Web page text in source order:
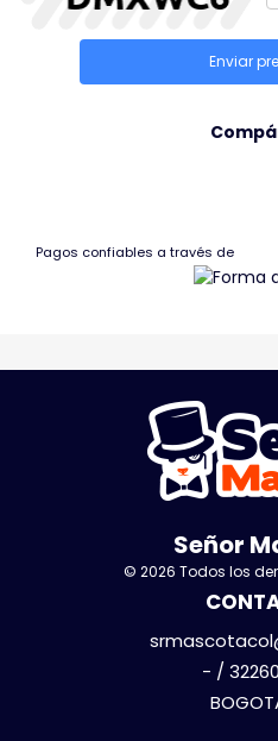
Enviar
Pagos confiables a través de
Señor
© 2026 Todos los
- /